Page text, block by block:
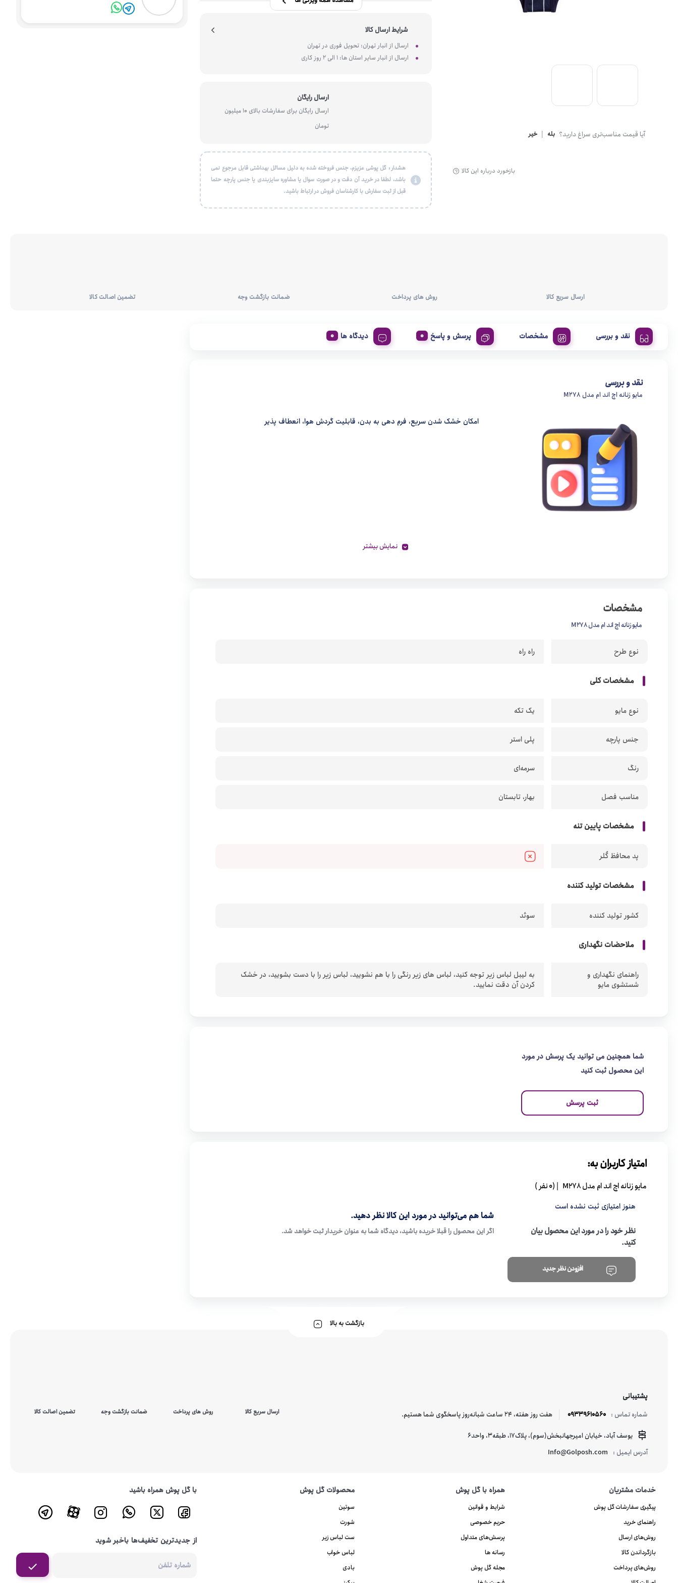
آیا قیمت مناسب‌تری سراغ دارید؟ بله خیر
بازخورد درباره این کالا
شرایط ارسال کالا
ارسال از انبار تهران: تحویل فوری در تهران
ارسال از انبار سایر استان ها: 1 الی 2 روز کاری
ارسال رایگان
ارسال رایگان برای سفارشات بالای 10 میلیون
تومان
هشدار : گل پوشی عزیزم، جنس فروخته شده به دلیل مسائل بهداشتی قابل مرجوع نمی
باشد، لطفا در خرید آن دقت و در صورت سوال یا مشاوره سایزبندی یا جنس پارچه حتما
قبل از ثبت سفارش با کارشناسان فروش در ارتباط باشید.
ارسال سریع کالا روش های پرداخت ضمانت بازگشت وجه تضمین اصالت کالا
نقد و بررسی مشخصات پرسش و پاسخ دیدگاه ها
نقد و بررسی
مایو زنانه اچ اند ام مدل M278
امکان خشک شدن سریع، فرم دهی به بدن، قابلیت گردش هوا، انعطاف پذیر
نمایش بیشتر
مشخصات
مایو زنانه اچ اند ام مدل M278
نوع طرح راه راه
مشخصات کلی
نوع مایو یک تکه
جنس پارچه پلی استر
رنگ سرمه‌ای
مناسب فصل بهار، تابستان
مشخصات پایین تنه
پد محافظ کُلر
مشخصات تولید کننده
کشور تولید کننده سوئد
ملاحضات نگهداری
راهنمای نگهداری و
شستشوی مایو
به لیبل لباس زیر توجه کنید، لباس های زیر رنگی را با هم نشویید، لباس زیر را با دست بشویید، در خشک
کردن آن دقت نمایید.
شما همچنین می توانید یک پرسش در مورد
این محصول ثبت کنید
ثبت پرسش
امتیاز کاربران به:
مایو زنانه اچ اند ام مدل M278 | (0 نفر )
هنوز امتیازی ثبت نشده است
نظر خود را در مورد این محصول بیان
کنید.
افزودن نظر جدید
شما هم می‌توانید در مورد این کالا نظر دهید.
اگر این محصول را قبلا خریده باشید، دیدگاه شما به عنوان خریدار ثبت خواهد شد.
بازگشت به بالا
پشتیبانی
شماره تماس : 09339610560
هفت روز هفته، ۲۴ ساعت شبانه‌روز پاسخگوی شما هستیم.
یوسف آباد، خیابان امیرجهانبخش(سوم)، پلاک17، طبقه3، واحد6
آدرس ایمیل : Info@Golposh.com
ارسال سریع کالا روش های پرداخت ضمانت بازگشت وجه تضمین اصالت کالا
خدمات مشتریان
پیگیری سفارشات گل پوش
راهنمای خرید
روش‌های ارسال
بازگرداندن کالا
روش‌های پرداخت
همراه با گل پوش
شرایط و قوانین
حریم خصوصی
پرسش‌های متداول
رسانه ها
مجله گل پوش
محصولات گل پوش
سوتین
شورت
ست لباس زیر
لباس خواب
بادی
با گل پوش همراه باشید
از جدیدترین تخفیف‌ها باخبر شوید